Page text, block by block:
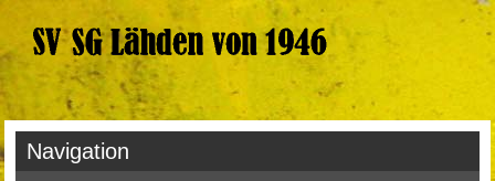
Navigation